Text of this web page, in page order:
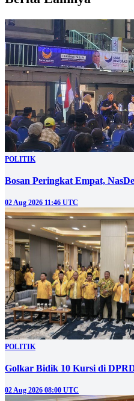
POLITIK
Bosan Peringkat Empat,
02 Aug 2026 11:46 UTC
POLITIK
Golkar Bidik 10 Kursi di
02 Aug 2026 08:00 UTC